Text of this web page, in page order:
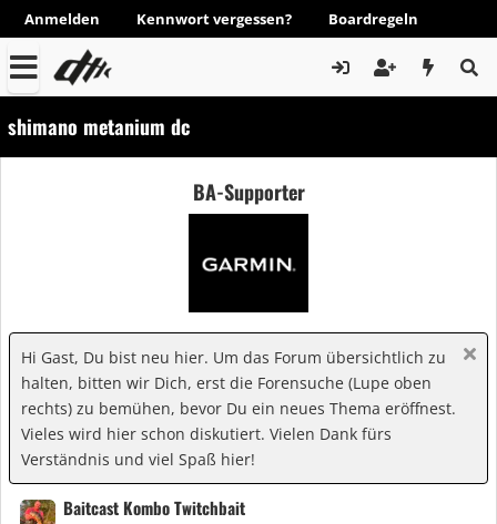
Anmelden Kennwort vergessen? Boardregeln
shimano metanium dc
BA-Supporter
Hi Gast, Du bist neu hier. Um das Forum übersichtlich zu
halten, bitten wir Dich, erst die Forensuche (Lupe oben
rechts) zu bemühen, bevor Du ein neues Thema eröffnest.
Vieles wird hier schon diskutiert. Vielen Dank fürs
Verständnis und viel Spaß hier!
Baitcast Kombo Twitchbait